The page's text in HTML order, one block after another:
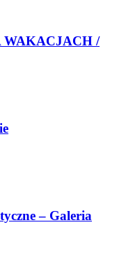
WAKACJACH /
– Galeria